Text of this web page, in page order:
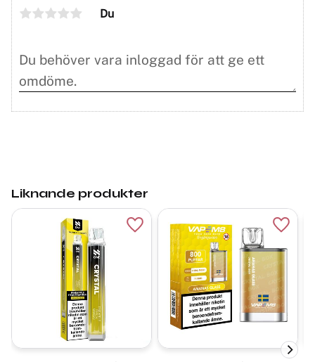
Du
Liknande produkter
Lägg till i favoriter Lägg